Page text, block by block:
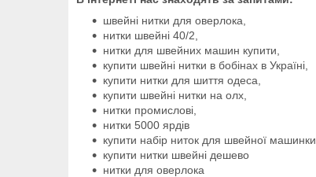
швейні нитки для оверлока,
нитки швейні 40/2,
нитки для швейних машин купити,
купити швейні нитки в бобінах в Україні,
купити нитки для шиття одеса,
купити швейні нитки на олх,
нитки промислові,
нитки 5000 ярдів
купити набір ниток для швейної машинки
купити нитки швейні дешево
нитки для оверлока